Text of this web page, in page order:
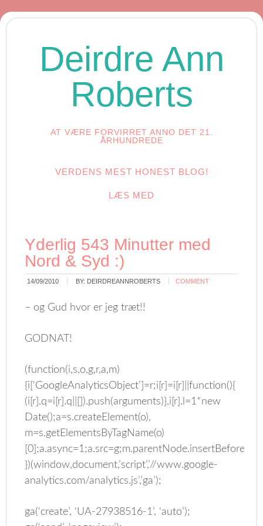
Deirdre Ann
Roberts
AT VÆRE FORVIRRET ANNO DET 21.
ÅRHUNDREDE
VERDENS MEST HONEST BLOG!
LÆS MED
Yderlig 543 Minutter med
Nord & Syd :)
14/09/2010 BY: DEIRDREANNROBERTS COMMENT
– og Gud hvor er jeg træt!!
GODNAT!
(function(i,s,o,g,r,a,m)
{i[‘GoogleAnalyticsObject’]=r;i[r]=i[r]||function(){
(i[r].q=i[r].q||[]).push(arguments)},i[r].l=1*new
Date();a=s.createElement(o),
m=s.getElementsByTagName(o)
})(window,document,’script’,’//www.google-
analytics.com/analytics.js’,’ga’);
ga(‘create’, ‘UA-27938516-1’, ‘auto’);